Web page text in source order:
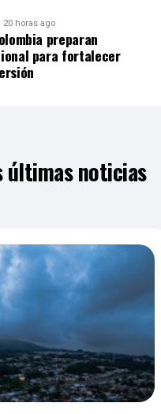
20 horas ago
preparan
para fortalecer
últimas noticias